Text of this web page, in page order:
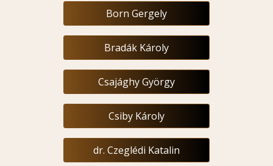
Born Gergely
Bradák Károly
Csajághy György
Csiby Károly
dr. Czeglédi Katalin